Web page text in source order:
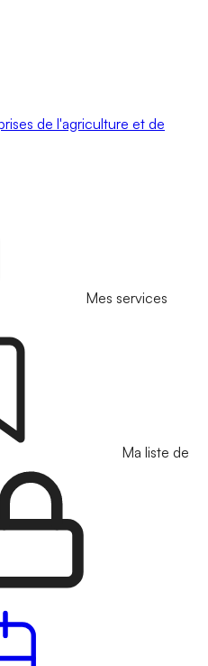
de l'agriculture et de
Mes services
Ma liste de